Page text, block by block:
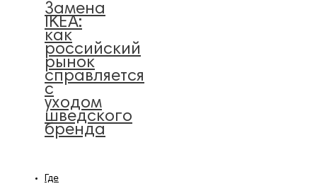
Замена
IKEA:
как
российский
рынок
справляется
с
уходом
шведского
бренда
Где